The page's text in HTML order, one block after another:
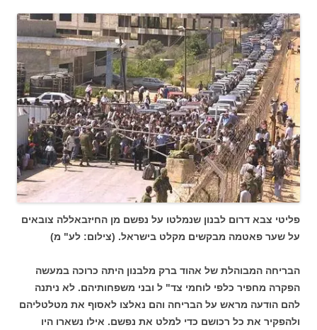
פליטי צבא דרום לבנון שנמלטו על נפשם מן החיזבאללה צובאים
על שער פאטמה מבקשים מקלט בישראל. (צילום: לע" מ)
הבריחה המבוהלת של אהוד ברק מלבנון היתה כרוכה במעשה
הפקרה מחפיר כלפי לוחמי צד" ל ובני משפחותיהם. לא ניתנה
להם הודעה מראש על הבריחה והם נאלצו לאסוף את מטלטליהם
ולהפקיר את כל רכושם כדי למלט את נפשם. אילו נשארו היו